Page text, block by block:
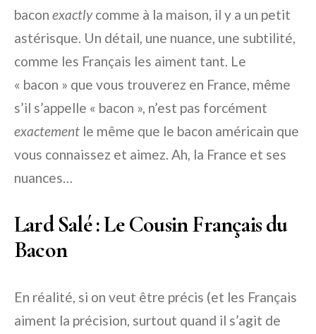
bacon exactlycomme à la maison, il y a un petit
astérisque. Un détail, une nuance, une subtilité,
comme les Français les aiment tant. Le
« bacon » que vous trouverez en France, même
s’il s’appelle « bacon », n’est pas forcément
exactement le même que le bacon américain que
vous connaissez et aimez. Ah, la France et ses
nuances…
Lard Salé : Le Cousin Français du
Bacon
En réalité, si on veut être précis (et les Français
aiment la précision, surtout quand il s’agit de